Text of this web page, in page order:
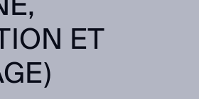
ET